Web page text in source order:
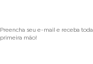
Preencha seu e-mail e receba
primeira mão!
como usar